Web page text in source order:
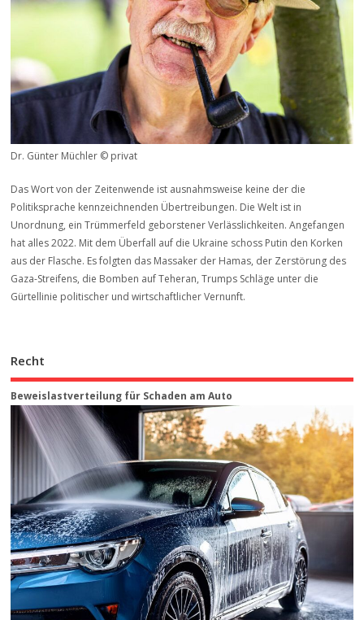
Dr. Günter Müchler © privat
Das Wort von der Zeitenwende ist ausnahmsweise keine der die
Politiksprache kennzeichnenden Übertreibungen. Die Welt ist in
Unordnung, ein Trümmerfeld geborstener Verlässlichkeiten. Angefangen
hat alles 2022. Mit dem Überfall auf die Ukraine schoss Putin den Korken
aus der Flasche. Es folgten das Massaker der Hamas, der Zerstörung des
Gaza-Streifens, die Bomben auf Teheran, Trumps Schläge unter die
Gürtellinie politischer und wirtschaftlicher Vernunft.
Recht
Beweis­last­ver­teilung für Schaden am Auto